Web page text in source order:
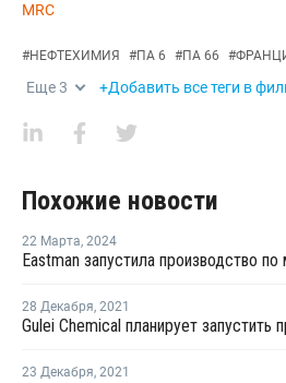
MRC
#НЕФТЕХИМИЯ #ПА 6 #ПА 66 #
Еще3 +Добавить все теги в
Похожие новости
22 Марта, 2024
28 Декабря, 2021
23 Декабря, 2021